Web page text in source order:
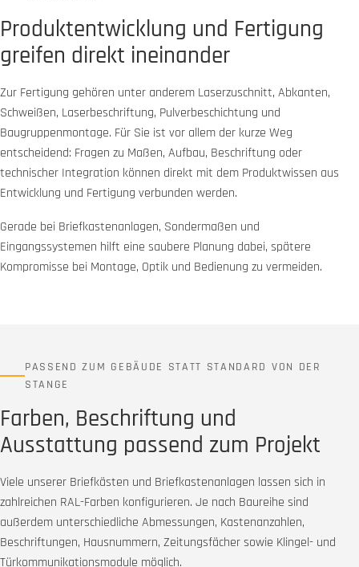
Produktentwicklung und Fertigung
greifen direkt ineinander
Zur Fertigung gehören unter anderem Laserzuschnitt, Abkanten,
Schweißen, Laserbeschriftung, Pulverbeschichtung und
Baugruppenmontage. Für Sie ist vor allem der kurze Weg
entscheidend: Fragen zu Maßen, Aufbau, Beschriftung oder
technischer Integration können direkt mit dem Produktwissen aus
Entwicklung und Fertigung verbunden werden.
Gerade bei Briefkastenanlagen, Sondermaßen und
Eingangssystemen hilft eine saubere Planung dabei, spätere
Kompromisse bei Montage, Optik und Bedienung zu vermeiden.
PASSEND ZUM GEBÄUDE STATT STANDARD VON DER
STANGE
Farben, Beschriftung und
Ausstattung passend zum Projekt
Viele unserer Briefkästen und Briefkastenanlagen lassen sich in
zahlreichen RAL-Farben konfigurieren. Je nach Baureihe sind
außerdem unterschiedliche Abmessungen, Kastenanzahlen,
Beschriftungen, Hausnummern, Zeitungsfächer sowie Klingel- und
Türkommunikationsmodule möglich.